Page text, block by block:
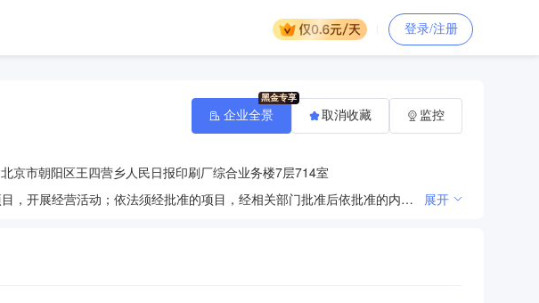
登录/注册
北京市朝阳区王四营乡人民日报印刷厂综合业务楼7层714室
专业承包；工程勘察设计；销售工艺品；产品设计。（企业依法自主选择经营项目，开展经营活动；依法须经批准的项目，经相关部门批准后依批准的内容开展经营活动；不得从事本市产业政策禁止和限制类项目的经营活动。） 展开
企业全景 取消收藏 监控